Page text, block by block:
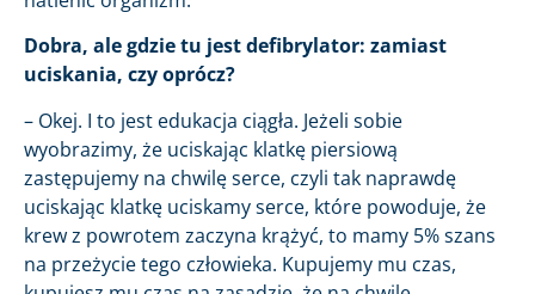
Dobra, ale gdzie tu jest defibrylator: zamiast
uciskania, czy oprócz?
– Okej. I to jest edukacja ciągła. Jeżeli sobie
wyobrazimy, że uciskając klatkę piersiową
zastępujemy na chwilę serce, czyli tak naprawdę
uciskając klatkę uciskamy serce, które powoduje, że
krew z powrotem zaczyna krążyć, to mamy 5% szans
na przeżycie tego człowieka. Kupujemy mu czas,